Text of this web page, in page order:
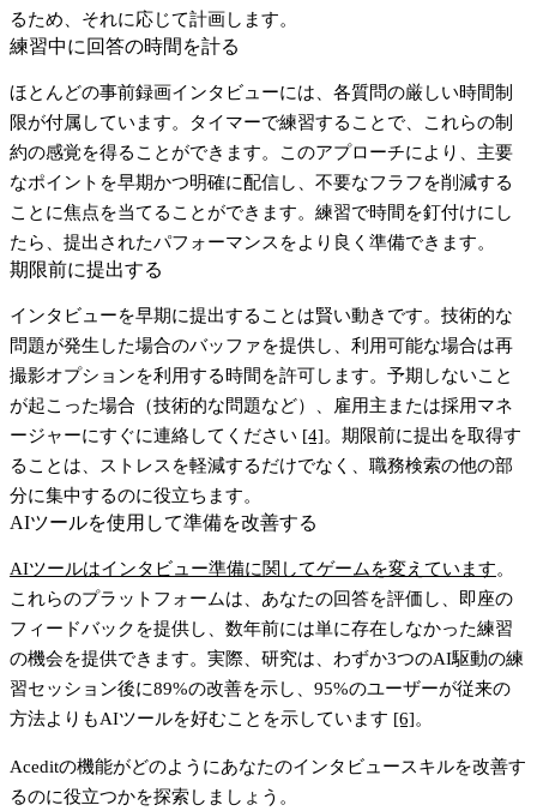
るため、それに応じて計画します。
練習中に回答の時間を計る
ほとんどの事前録画インタビューには、各質問の厳しい時間制
限が付属しています。タイマーで練習することで、これらの制
約の感覚を得ることができます。このアプローチにより、主要
なポイントを早期かつ明確に配信し、不要なフラフを削減する
ことに焦点を当てることができます。練習で時間を釘付けにし
たら、提出されたパフォーマンスをより良く準備できます。
期限前に提出する
インタビューを早期に提出することは賢い動きです。技術的な
問題が発生した場合のバッファを提供し、利用可能な場合は再
撮影オプションを利用する時間を許可します。予期しないこと
が起こった場合（技術的な問題など）、雇用主または採用マネ
ージャーにすぐに連絡してください [4]。期限前に提出を取得す
ることは、ストレスを軽減するだけでなく、職務検索の他の部
分に集中するのに役立ちます。
AIツールを使用して準備を改善する
AIツールはインタビュー準備に関してゲームを変えています。
これらのプラットフォームは、あなたの回答を評価し、即座の
フィードバックを提供し、数年前には単に存在しなかった練習
の機会を提供できます。実際、研究は、わずか3つのAI駆動の練
習セッション後に89%の改善を示し、 95%のユーザーが従来の
方法よりもAIツールを好むことを示しています [6]。
Aceditの機能がどのようにあなたのインタビュースキルを改善す
るのに役立つかを探索しましょう。